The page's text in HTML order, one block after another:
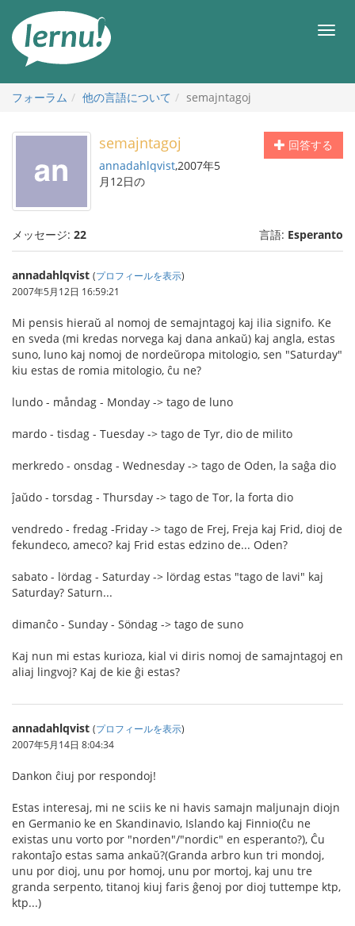
メ
フォーラム
他の言語について semajntagoj
回答する
semajntagoj
annadahlqvist,2007年5
月12日の
メッセージ: 22 言語: Esperanto
annadahlqvist (プロフィールを表示)
2007年5月12日 16:59:21
Mi pensis hieraŭ al nomoj de semajntagoj kaj ilia signifo. Ke
en sveda (mi kredas norvega kaj dana ankaŭ) kaj angla, estas
suno, luno kaj nomoj de nordeŭropa mitologio, sen "Saturday"
kiu estas de romia mitologio, ĉu ne?
lundo - måndag - Monday -> tago de luno
mardo - tisdag - Tuesday -> tago de Tyr, dio de milito
merkredo - onsdag - Wednesday -> tago de Oden, la saĝa dio
ĵaŭdo - torsdag - Thursday -> tago de Tor, la forta dio
vendredo - fredag -Friday -> tago de Frej, Freja kaj Frid, dioj de
fekundeco, ameco? kaj Frid estas edzino de... Oden?
sabato - lördag - Saturday -> lördag estas "tago de lavi" kaj
Saturday? Saturn...
dimanĉo - Sunday - Söndag -> tago de suno
Kaj nun mi estas kurioza, kial vi diris nomoj de samajntagoj en
aliaj lingvoj? Kaj de kie ĝi estas?
annadahlqvist (プロフィールを表示)
2007年5月14日 8:04:34
Dankon ĉiuj por respondoj!
Estas interesaj, mi ne sciis ke ni havis samajn maljunajn diojn
en Germanio ke en Skandinavio, Islando kaj Finnio(ĉu ne
existas unu vorto por "norden"/"nordic" en esperanto?), Ĉu
rakontaĵo estas sama ankaŭ?(Granda arbro kun tri mondoj,
unu por dioj, unu por homoj, unu por mortoj, kaj unu tre
granda serpento, titanoj kiuj faris ĝenoj por dioj tuttempe ktp,
ktp...)